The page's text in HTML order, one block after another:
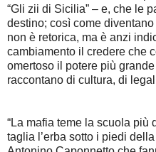
“Gli zii di Sicilia” – e, che le
destino; così come
non è retorica, ma è anzi
cambiamento il credere che
omertoso il potere più
raccontano di cultura, di
“La mafia teme la scuola più
taglia l’erba sotto i piedi